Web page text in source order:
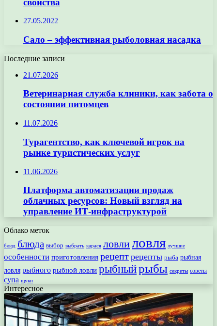
27.05.2022
Сало – эффективная рыболовная насадка
Последние записи
21.07.2026
Ветеринарная служба клиники, как забота о
состоянии питомцев
11.07.2026
Турагентство, как ключевой игрок на
рынке туристических услуг
11.06.2026
Платформа автоматизации продаж
облачных ресурсов: Новый взгляд на
управление ИТ-инфраструктурой
Облако меток
блюд блюда выбор выбрать карася ловлиловля лучшие
особенности приготовления рецепт рецепты рыба рыбная
ловля рыбного рыбной ловли рыбныйрыбы секреты советы
супа щуки
Интересное